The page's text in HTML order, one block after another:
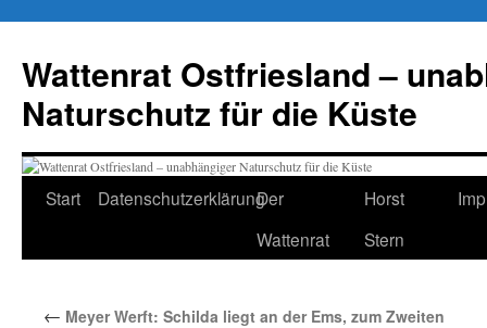
springen
Wattenrat Ostfriesland –
Naturschutz für die Küste
Start DatenschutzerklärungDer
Wattenrat
Horst
Stern
← Meyer Werft: Schilda liegt an der Ems, zum Zweiten